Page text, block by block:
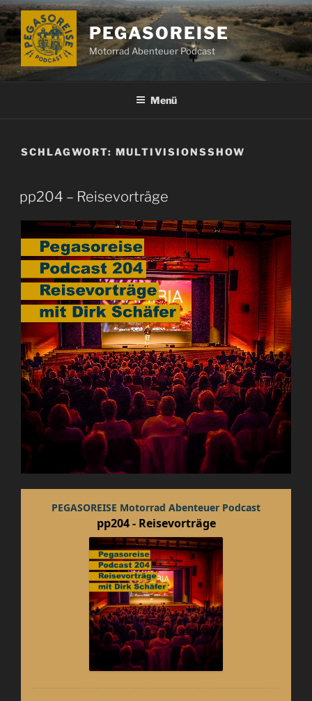
Zum
Inhalt
springen
PEGASOREISE
Motorrad Abenteuer Podcast
Menü
SCHLAGWORT: MULTIVISIONSSHOW
pp204 – Reisevorträge